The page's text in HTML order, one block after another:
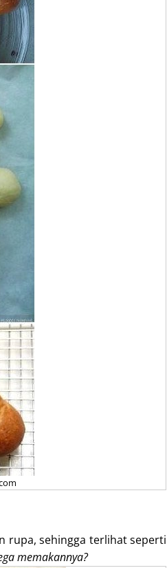
rupa, sehingga terlihat seperti
memakannya?